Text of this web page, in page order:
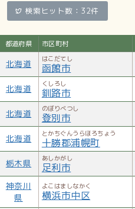
検索ヒット数：32件
都道府県 市区町村
北海道 はこだてし
函館市
北海道 くしろし
釧路市
北海道 のぼりべつし
登別市
北海道 とかちぐんうらほろちょう
十勝郡浦幌町
栃木県 あしかがし
足利市
神奈川
県
よこはましなかく
横浜市中区